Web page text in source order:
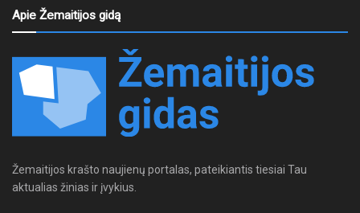
Apie Žemaitijos gidą
Žemaitijos krašto naujienų portalas, pateikiantis tiesiai Tau
aktualias žinias ir įvykius.